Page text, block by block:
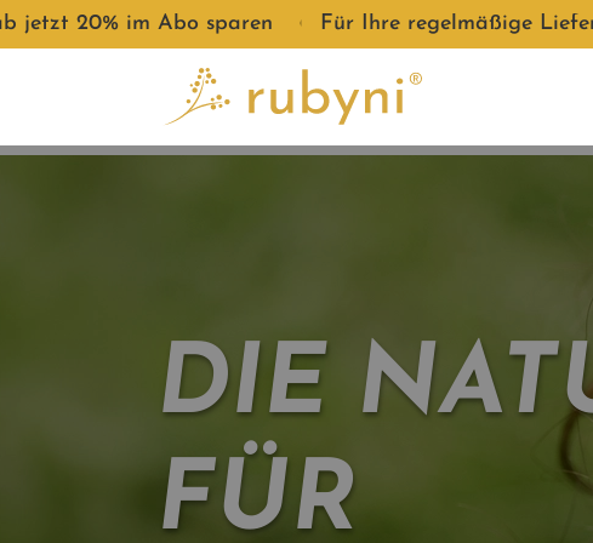
sparen ● Für Ihre regelmäßige Lieferung: ab jetzt
DIE
FÜR